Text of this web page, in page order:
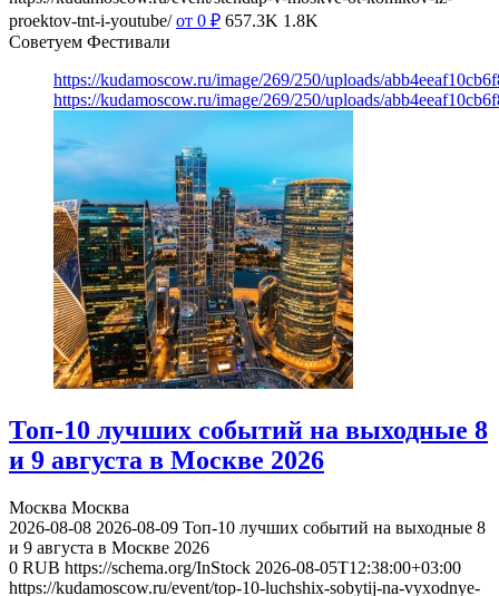
proektov-tnt-i-youtube/ от 0 ₽ 657.3K 1.8K
Советуем Фестивали
https://kudamoscow.ru/image/269/250/uploads/
https://kudamoscow.ru/image/269/250/uploads/
Топ-10 лучших событий на выходные 8
и 9 августа в Москве 2026
Москва Москва
2026-08-08 2026-08-09 Топ-10 лучших событий на выходные 8
и 9 августа в Москве 2026
0 RUB https://schema.org/InStock 2026-08-05T12:38:00+03:00
https://kudamoscow.ru/event/top-10-luchshix-sobytij-na-vyxodnye-